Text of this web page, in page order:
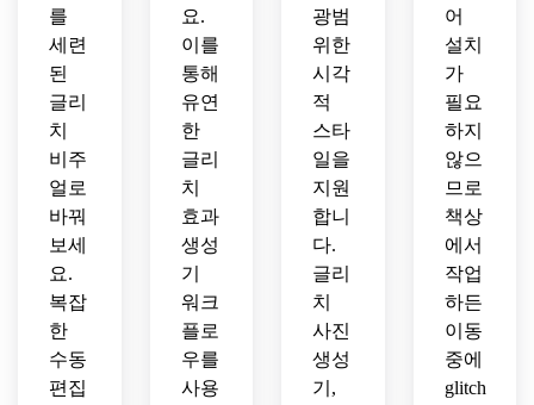
를
세련
된
글리
치
비주
얼로
바꿔
보세
요.
복잡
한
수동
편집
요.
이를
통해
유연
한
글리
치
효과
생성
기
워크
플로
우를
사용
광범
위한
시각
적
스타
일을
지원
합니
다.
글리
치
사진
생성
기,
어
설치
가
필요
하지
않으
므로
책상
에서
작업
하든
이동
중에
glitch